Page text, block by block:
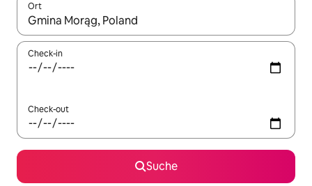
Ort
Wenn Ergebnisse verfügbar sind, navigiere mit den
Check-in
Check-out
Suche